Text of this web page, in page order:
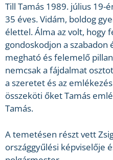
Till Tamás 1989. július 19-
35 éves. Vidám, boldog
élettel. Álma az volt, hogy
gondoskodjon a szabadon
megható és felemelő
nemcsak a fájdalmat
a szeretet és az
összeköti őket Tamás
Tamás.
A temetésen részt vett
országgyűlési képviselője